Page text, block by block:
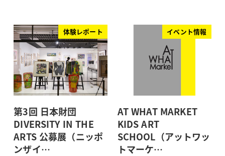
体験レポート
第3回 日本財団
DIVERSITY IN THE
ARTS 公募展（ニッポ
ンザイ…
イベント情報
AT WHAT MARKET
KIDS ART
SCHOOL（アットワッ
トマーケ…